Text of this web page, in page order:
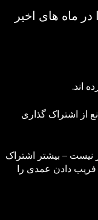
ماه های اخیر
اند.
از اشتراک گذاری
نیست – بیشتر اشتراک‌
فریب دادن عمدی را